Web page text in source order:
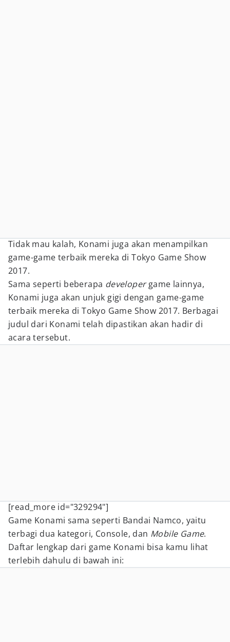
Tidak mau kalah, Konami juga akan menampilkan
game-game terbaik mereka di Tokyo Game Show
2017.
Sama seperti beberapa developergame lainnya,
Konami juga akan unjuk gigi dengan game-game
terbaik mereka di Tokyo Game Show 2017. Berbagai
judul dari Konami telah dipastikan akan hadir di
acara tersebut.
[read_more id="329294"]
Game Konami sama seperti Bandai Namco, yaitu
terbagi dua kategori, Console, dan Mobile Game.
Daftar lengkap dari game Konami bisa kamu lihat
terlebih dahulu di bawah ini: